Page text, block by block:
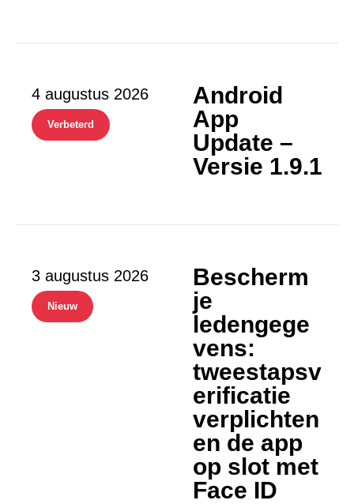
4 augustus 2026
Verbeterd
Android
App
Update –
Versie 1.9.1
3 augustus 2026
Nieuw
Bescherm
je
ledengege
vens:
tweestapsv
erificatie
verplichten
en de app
op slot met
Face ID